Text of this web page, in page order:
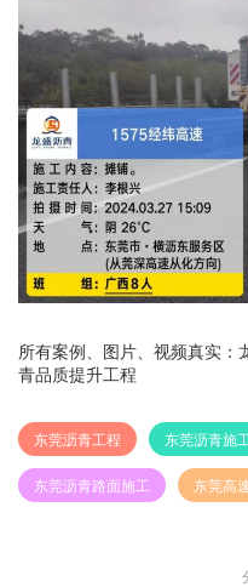
所有案例、图片、视频真实：
青品质提升工程
东莞沥青工程 东莞沥青施
东莞沥青路面施工 东莞高